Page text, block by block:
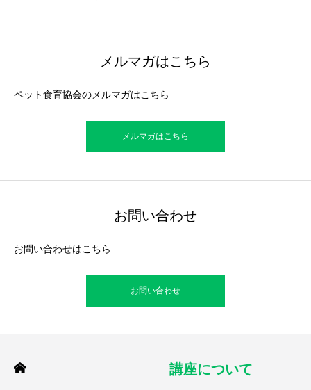
メルマガはこちら
ペット食育協会のメルマガはこちら
メルマガはこちら
お問い合わせ
お問い合わせはこちら
お問い合わせ
講座について